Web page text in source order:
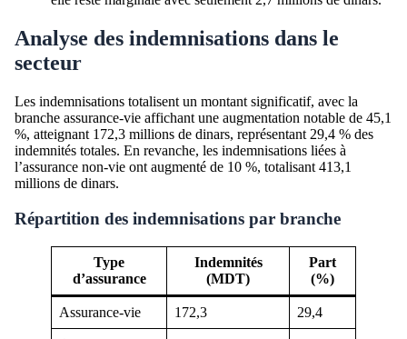
Analyse des indemnisations dans le
secteur
Les indemnisations totalisent un montant significatif, avec la
branche assurance-vie affichant une augmentation notable de 45,1
%, atteignant 172,3 millions de dinars, représentant 29,4 % des
indemnités totales. En revanche, les indemnisations liées à
l’assurance non-vie ont augmenté de 10 %, totalisant 413,1
millions de dinars.
Répartition des indemnisations par branche
Type
d’assurance
Indemnités
(MDT)
Part
(%)
Assurance-vie 172,3 29,4